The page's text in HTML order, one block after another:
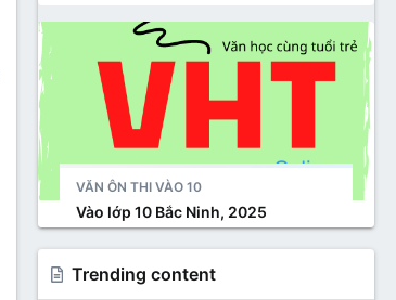
VĂN ÔN THI VÀO 10
Vào lớp 10 Bắc Ninh, 2025
Trending content